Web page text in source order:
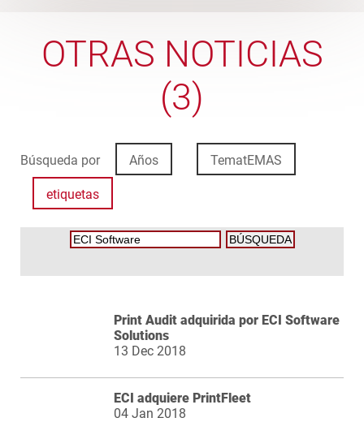
OTRAS NOTICIAS
(3)
Búsqueda por Años TematEMAS
etiquetas
Print Audit adquirida por ECI Software
Solutions
13 Dec 2018
ECI adquiere PrintFleet
04 Jan 2018